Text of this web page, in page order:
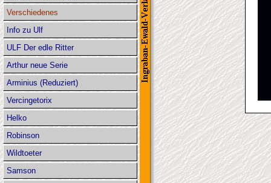
Verschiedenes
Info zu Ulf
ULF Der edle Ritter
Arthur neue Serie
Arminius (Reduziert)
Vercingetorix
Helko
Robinson
Wildtoeter
Samson